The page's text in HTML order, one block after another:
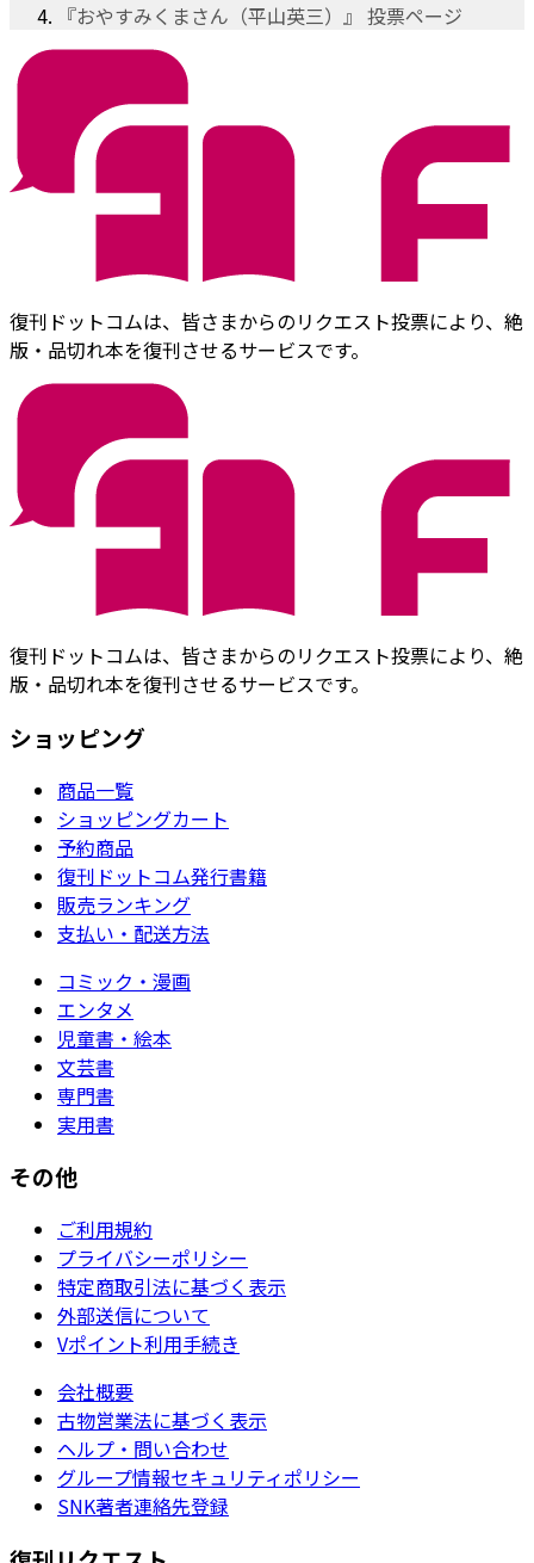
『おやすみくまさん（平山英三）』 投票ページ
復刊ドットコムは、皆さまからのリクエスト投票により、絶
版・品切れ本を復刊させるサービスです。
復刊ドットコムは、皆さまからのリクエスト投票により、絶
版・品切れ本を復刊させるサービスです。
ショッピング
商品一覧
ショッピングカート
予約商品
復刊ドットコム発行書籍
販売ランキング
支払い・配送方法
コミック・漫画
エンタメ
児童書・絵本
文芸書
専門書
実用書
その他
ご利用規約
プライバシーポリシー
特定商取引法に基づく表示
外部送信について
Vポイント利用手続き
会社概要
古物営業法に基づく表示
ヘルプ・問い合わせ
グループ情報セキュリティポリシー
SNK著者連絡先登録